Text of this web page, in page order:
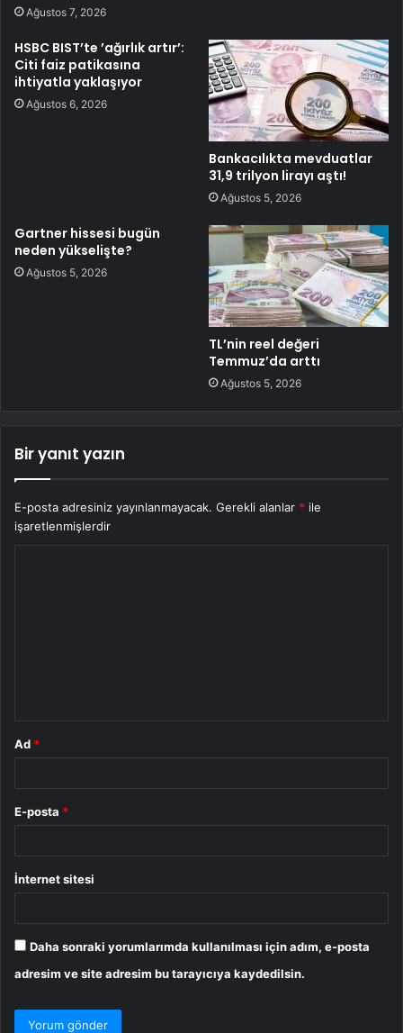
Ağustos 7, 2026
HSBC BIST’te ’ağırlık artır’:
Citi faiz patikasına
ihtiyatla yaklaşıyor
Ağustos 6, 2026
Bankacılıkta mevduatlar
31,9 trilyon lirayı aştı!
Ağustos 5, 2026
Gartner hissesi bugün
neden yükselişte?
Ağustos 5, 2026
TL’nin reel değeri
Temmuz’da arttı
Ağustos 5, 2026
Bir yanıt yazın
E-posta adresiniz yayınlanmayacak. Gerekli alanlar * ile
işaretlenmişlerdir
Ad *
E-posta *
İnternet sitesi
Daha sonraki yorumlarımda kullanılması için adım, e-posta
adresim ve site adresim bu tarayıcıya kaydedilsin.